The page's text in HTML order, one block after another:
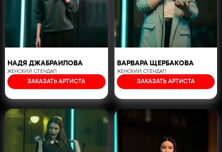
НАДЯ ДЖАБРАИЛОВА
ЖЕНСКИЙ СТЕНДАП
ЗАКАЗАТЬ АРТИСТА
ВАРВАРА ЩЕРБАКОВА
ЖЕНСКИЙ СТЕНДАП
ЗАКАЗАТЬ АРТИСТА